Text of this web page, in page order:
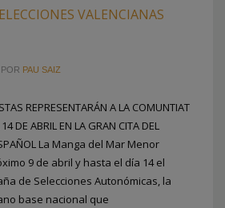
VALENCIANAS
POR PAU SAIZ
REPRESENTARÁN A LA COMUNTIAT
DE ABRIL EN LA GRAN CITA DEL
La Manga del Mar Menor
9 de abril y hasta el día 14 el
de Selecciones Autonómicas, la
base nacional que